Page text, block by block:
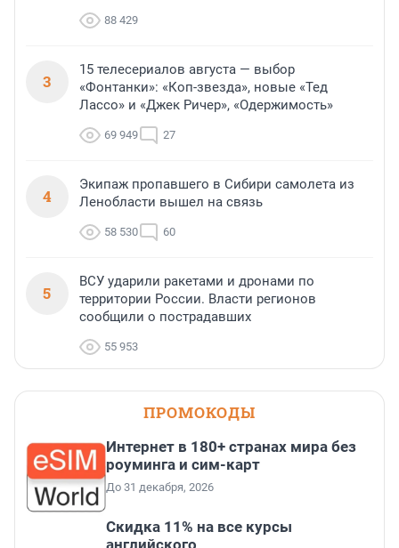
88 429
3
15 телесериалов августа — выбор
«Фонтанки»: «Коп-звезда», новые «Тед
Лассо» и «Джек Ричер», «Одержимость»
69 949 27
4
Экипаж пропавшего в Сибири самолета из
Ленобласти вышел на связь
58 530 60
5
ВСУ ударили ракетами и дронами по
территории России. Власти регионов
сообщили о пострадавших
55 953
ПРОМОКОДЫ
Интернет в 180+ странах мира без
роуминга и сим-карт
До 31 декабря, 2026
Скидка 11% на все курсы